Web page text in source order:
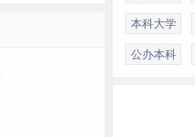
本科大学
公办本科